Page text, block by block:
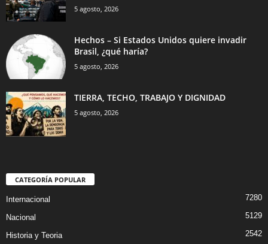
5 agosto, 2026
Hechos – Si Estados Unidos quiere invadir
Brasil, ¿qué haría?
5 agosto, 2026
TIERRA, TECHO, TRABAJO Y DIGNIDAD
5 agosto, 2026
CATEGORÍA POPULAR
Internacional 7280
Nacional 5129
Historia y Teoria 2542